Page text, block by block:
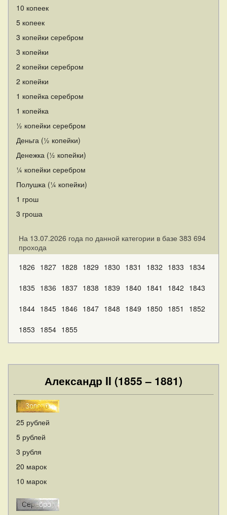
10 копеек
5 копеек
3 копейки серебром
3 копейки
2 копейки серебром
2 копейки
1 копейка серебром
1 копейка
½ копейки серебром
Деньга (½ копейки)
Денежка (½ копейки)
¼ копейки серебром
Полушка (¼ копейки)
1 грош
3 гроша
На 13.07.2026 года по данной категории в базе 383 694
прохода
1826 1827 1828 1829 1830 1831 1832 1833 1834
1835 1836 1837 1838 1839 1840 1841 1842 1843
1844 1845 1846 1847 1848 1849 1850 1851 1852
1853 1854 1855
Александр II (1855 – 1881)
25 рублей
5 рублей
3 рубля
20 марок
10 марок